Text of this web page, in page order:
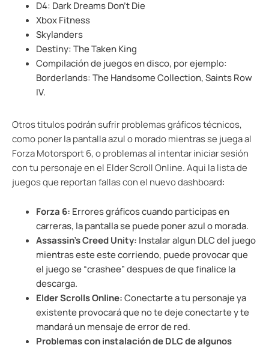
D4: Dark Dreams Don’t Die
Xbox Fitness
Skylanders
Destiny: The Taken King
Compilación de juegos en disco, por ejemplo:
Borderlands: The Handsome Collection, Saints Row
IV.
Otros titulos podrán sufrir problemas gráficos técnicos,
como poner la pantalla azul o morado mientras se juega al
Forza Motorsport 6, o problemas al intentar iniciar sesión
con tu personaje en el Elder Scroll Online. Aqui la lista de
juegos que reportan fallas con el nuevo dashboard:
Forza 6: Errores gráficos cuando participas en
carreras, la pantalla se puede poner azul o morada.
Assassin’s Creed Unity: Instalar algun DLC del juego
mientras este este corriendo, puede provocar que
el juego se “crashee” despues de que finalice la
descarga.
Elder Scrolls Online:Conectarte a tu personaje ya
existente provocará que no te deje conectarte y te
mandará un mensaje de error de red.
Problemas con instalación de DLC de algunos